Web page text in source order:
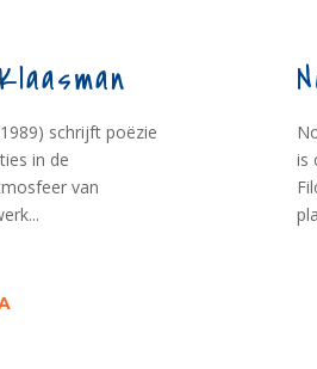
schrijft poëzie
in de
van
is